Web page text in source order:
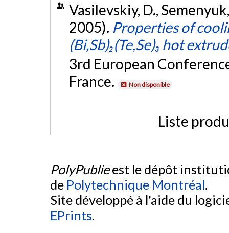
Vasilevskiy, D.,
2005). Properties of
(Bi,Sb)₂(Te,Se)₃ hot
3rd European
France.
Non disponible
Liste
PolyPublieest le dépôt
de Polytechnique Montréal.
Site développé à l'aide du
EPrints.